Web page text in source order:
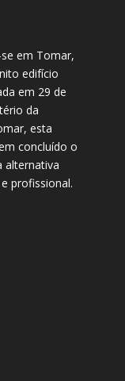
em Tomar,
edifício
em 29 de
da
esta
concluído o
alternativa
profissional.